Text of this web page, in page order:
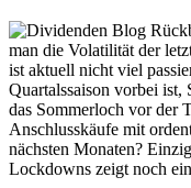
man die Volatilität der
ist aktuell nicht viel
Quartalssaison vorbei
das Sommerloch vor der
Anschlusskäufe mit
nächsten Monaten?
Lockdowns zeigt noch